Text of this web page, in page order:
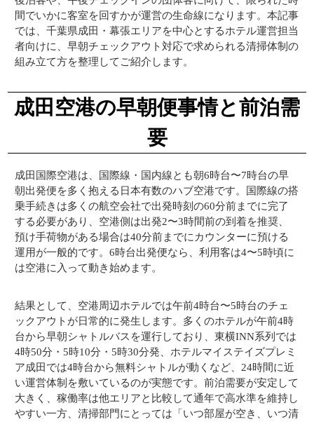
間でいかに客室を回すかが運営の生命線になります。本記事
では、千葉県成田・幕張エリアを中心とするホテル運営担当
者向けに、早朝チェックアウト対応で求められる清掃体制の
組み立て方を整理してご紹介します。
成田空港の早朝便事情と前泊需
要
成田国際空港は、国際線・国内線とも朝6時台〜7時台の早
朝出発便を多く抱える日本有数のハブ空港です。国際線の搭
乗手続きは多くの航空会社で出発時刻の60分前までに完了
する必要があり、空港側は出発2〜3時間前の到着を推奨、
預け手荷物がある場合は40分前までにカウンターに預ける
運用が一般的です。6時台出発便なら、利用客は4〜5時頃に
は空港に入って動き始めます。
結果として、空港周辺ホテルでは午前4時台〜5時台のチェ
ックアウトが日常的に発生します。多くのホテルが午前4時
台から早朝シャトルバスを運行しており、東横INN系列では
4時50分・5時10分・5時30分発、ホテルマイステイズプレミ
ア成田では4時台から無料シャトルが動くなど、24時間に近
い運営体制を敷いているのが実態です。前泊需要が安定して
大きく、稼働率は他エリアと比較して通年で高水準を維持し
やすい一方、清掃部門にとっては「いつ部屋が空き、いつ清